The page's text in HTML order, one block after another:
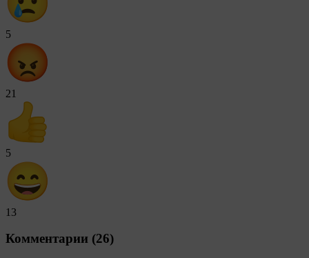
5
21
5
13
Комментарии (26)